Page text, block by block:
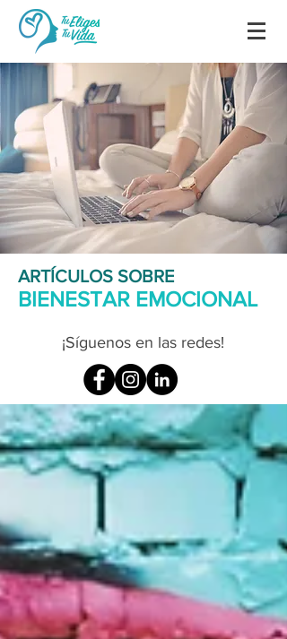
ARTÍCULOS SOBRE
BIENESTAR EMOCIONAL
¡Síguenos en las redes!